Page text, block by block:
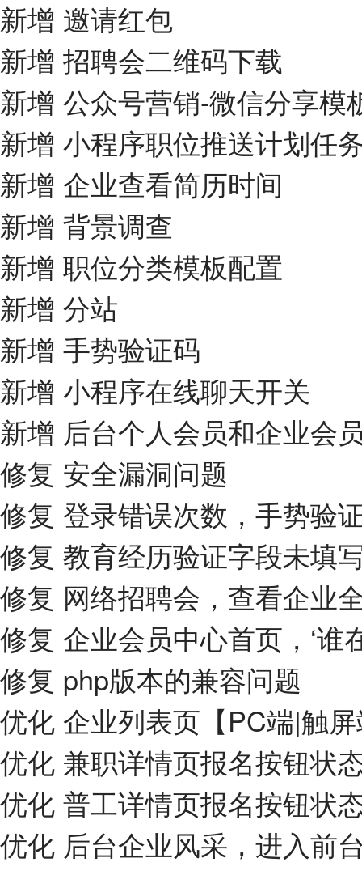
新增 邀请红包
新增 招聘会二维码下载
新增 公众号营销-微信分享模
新增 小程序职位推送计划任
新增 企业查看简历时间
新增 背景调查
新增 职位分类模板配置
新增 分站
新增 手势验证码
新增 小程序在线聊天开关
新增 后台个人会员和企业会
修复 安全漏洞问题
修复 登录错误次数，手势验
修复 教育经历验证字段未填
修复 网络招聘会，查看企业
修复 企业会员中心首页，‘谁
修复 php版本的兼容问题
优化 企业列表页【PC端|触
优化 兼职详情页报名按钮状
优化 普工详情页报名按钮状
优化 后台企业风采，进入前